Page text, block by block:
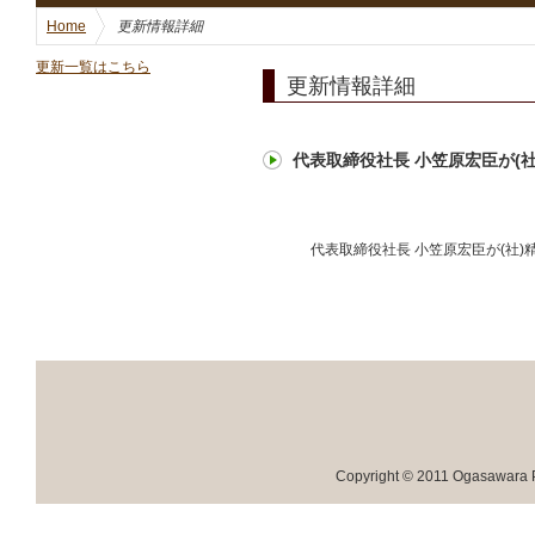
Home 更新情報詳細
更新一覧はこちら
更新情報詳細
代表取締役社長 小笠原宏臣が(
代表取締役社長 小笠原宏臣が(社)
Copyright © 2011 Ogasawara